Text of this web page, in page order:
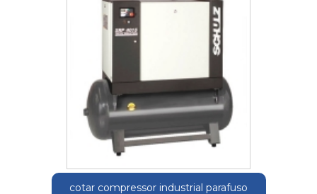
cotar compressor industrial parafuso